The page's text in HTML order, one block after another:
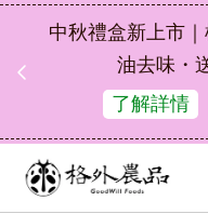
中秋禮盒新上市
油去味・
了解詳情